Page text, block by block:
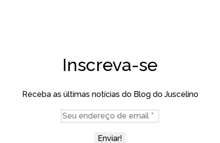
Inscreva-se
Receba as últimas notícias do Blog do Juscelino